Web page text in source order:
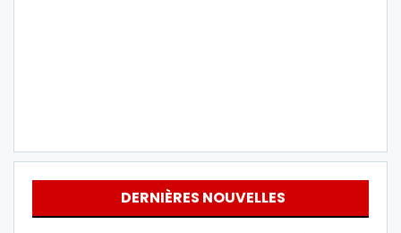
DERNIÈRES NOUVELLES